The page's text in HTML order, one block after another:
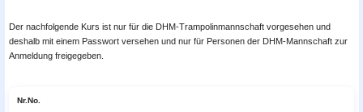
Der nachfolgende Kurs ist nur für die DHM-Trampolinmannschaft vorgesehen und
deshalb mit einem Passwort versehen und nur für Personen der DHM-Mannschaft zur
Anmeldung freigegeben.
Nr.No.